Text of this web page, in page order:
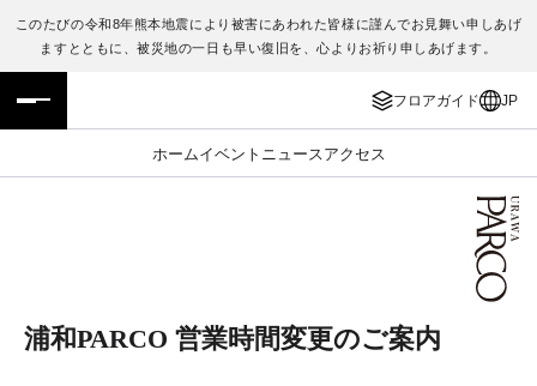
このたびの令和8年熊本地震により被害にあわれた皆様に謹んでお見舞い申しあげ
ますとともに、被災地の一日も早い復旧を、心よりお祈り申しあげます。
フロアガイド JP
ホームイベント ニュース アクセス
フロアガイド
施設案内・アクセス
ENGLISH
繁体字
浦和PARCO 営業時間変更のご案内